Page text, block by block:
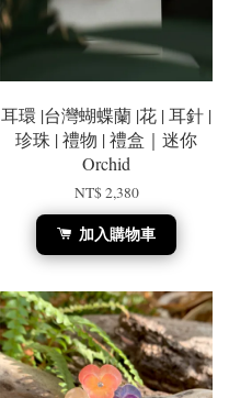
耳環 |台灣蝴蝶蘭 |花 | 耳針 |
珍珠 | 禮物 | 禮盒｜迷你
Orchid
NT$ 2,380
加入購物車